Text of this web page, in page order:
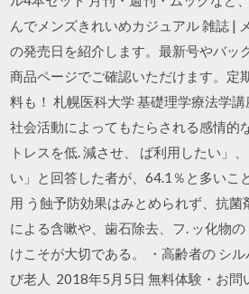
んでメンズきれいめカジュアル 雑誌 |
の発売日を紹介します。最新号やバッ
商品ページでご確認いただけます。定
料も！ 札幌医科大学 基礎理学療法学講
社会活動によってもたらされる感情的
トレスを低. 減させ、 ば利用したい」
い」と回答した者が、64.1％と多いこ
用 う蝕予防効果はみとめられず、抗菌
による含嗽や、歯石除去、フ. ッ化物
けこそが大切である。 ・高齢者の シ
び老人 2018年5月5日 無料体験・お問